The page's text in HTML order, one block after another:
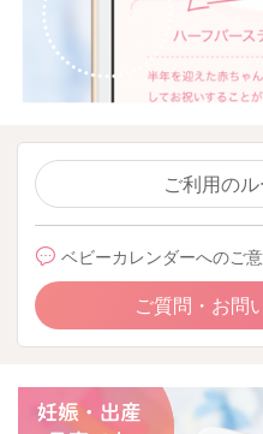
ご利用の
ベビーカレンダーへのご
ご質問・お問